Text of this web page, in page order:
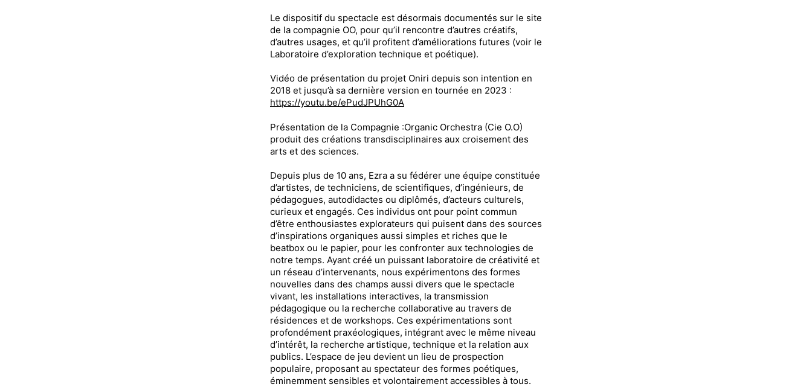
Le dispositif du spectacle est désormais documentés sur le site
de la compagnie OO, pour qu’il rencontre d’autres créatifs,
d’autres usages, et qu’il profitent d’améliorations futures (voir le
Laboratoire d’exploration technique et poétique).
Vidéo de présentation du projet Oniri depuis son intention en
2018 et jusqu’à sa dernière version en tournée en 2023 :
https://youtu.be/ePudJPUhG0A
Présentation de la Compagnie :Organic Orchestra (Cie O.O)
produit des créations transdisciplinaires aux croisement des
arts et des sciences.
Depuis plus de 10 ans, Ezra a su fédérer une équipe constituée
d’artistes, de techniciens, de scientifiques, d’ingénieurs, de
pédagogues, autodidactes ou diplômés, d’acteurs culturels,
curieux et engagés. Ces individus ont pour point commun
d’être enthousiastes explorateurs qui puisent dans des sources
d’inspirations organiques aussi simples et riches que le
beatbox ou le papier, pour les confronter aux technologies de
notre temps. Ayant créé un puissant laboratoire de créativité et
un réseau d’intervenants, nous expérimentons des formes
nouvelles dans des champs aussi divers que le spectacle
vivant, les installations interactives, la transmission
pédagogique ou la recherche collaborative au travers de
résidences et de workshops. Ces expérimentations sont
profondément praxéologiques, intégrant avec le même niveau
d’intérêt, la recherche artistique, technique et la relation aux
publics. L’espace de jeu devient un lieu de prospection
populaire, proposant au spectateur des formes poétiques,
éminemment sensibles et volontairement accessibles à tous.